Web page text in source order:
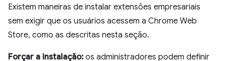
Existem maneiras de instalar extensões empresariais
sem exigir que os usuários acessem a Chrome Web
Store, como as descritas nesta seção.
Forçar a instalação: os administradores podem definir